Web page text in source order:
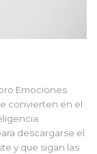
Emociones
convierten en el
descargarse el
y que sigan las